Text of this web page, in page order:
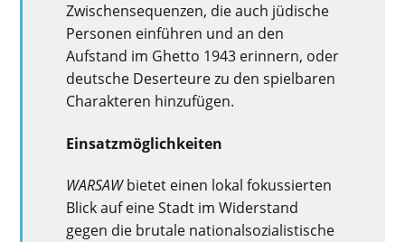
Zwischensequenzen, die auch jüdische
Personen einführen und an den
Aufstand im Ghetto 1943 erinnern, oder
deutsche Deserteure zu den spielbaren
Charakteren hinzufügen.
Einsatzmöglichkeiten
WARSAWbietet einen lokal fokussierten
Blick auf eine Stadt im Widerstand
gegen die brutale nationalsozialistische